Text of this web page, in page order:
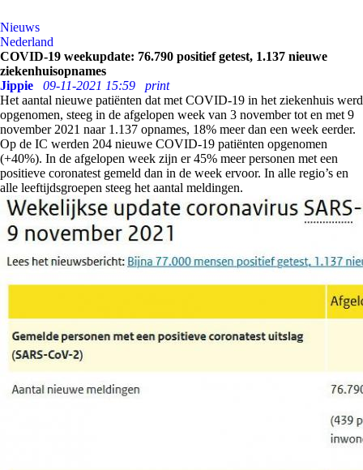
Nieuws
Nederland
COVID-19 weekupdate: 76.790 positief getest, 1.137 nieuwe
ziekenhuisopnames
Jippie
09-11-2021 15:59
print
Het aantal nieuwe patiënten dat met COVID-19 in het ziekenhuis werd
opgenomen, steeg in de afgelopen week van 3 november tot en met 9
november 2021 naar 1.137 opnames, 18% meer dan een week eerder.
Op de IC werden 204 nieuwe COVID-19 patiënten opgenomen
(+40%). In de afgelopen week zijn er 45% meer personen met een
positieve coronatest gemeld dan in de week ervoor. In alle regio’s en
alle leeftijdsgroepen steeg het aantal meldingen.